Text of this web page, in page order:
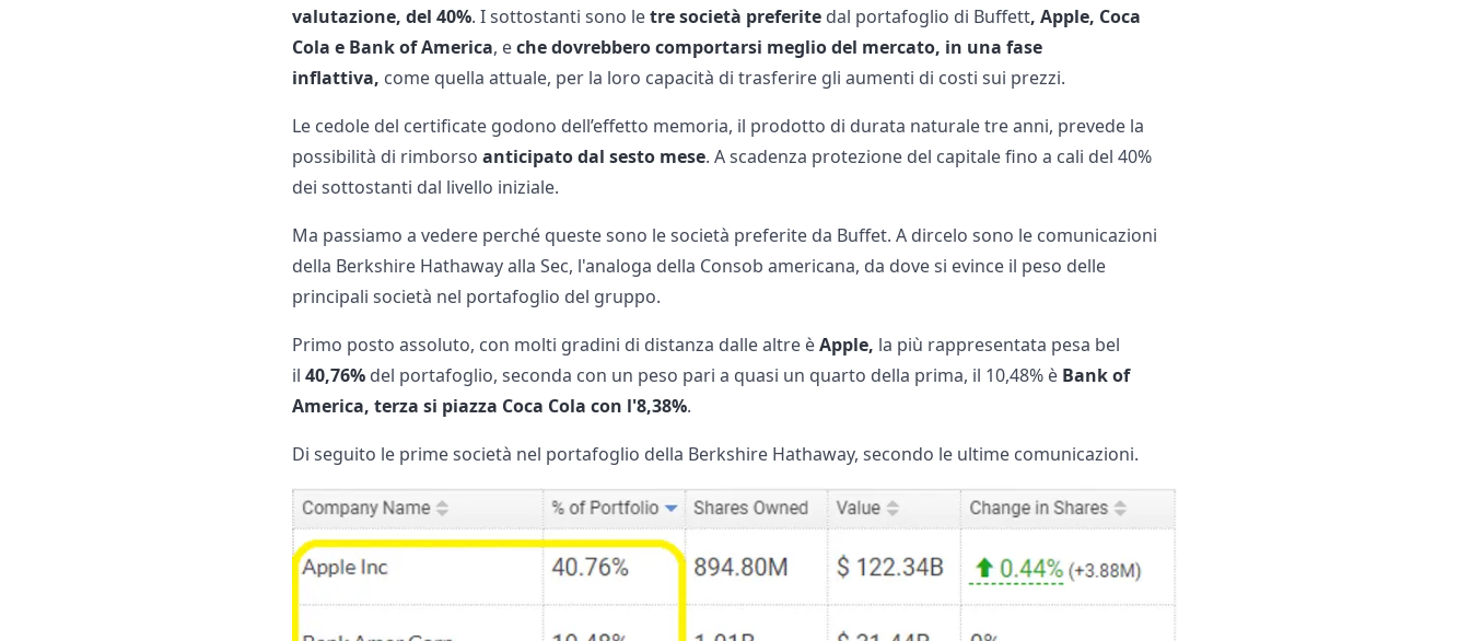
valutazione, del 40%. I sottostanti sono letre società preferite dal portafoglio di Buffett, Apple, Coca
Cola e Bank of America, eche dovrebbero comportarsi meglio del mercato, in una fase
inflattiva, come quella attuale, per la loro capacità di trasferire gli aumenti di costi sui prezzi.
Le cedole del certificate godono dell’effetto memoria, il prodotto di durata naturale tre anni, prevede la
possibilità di rimborsoanticipato dal sesto mese. A scadenza protezione del capitale fino a cali del 40%
dei sottostanti dal livello iniziale.
Ma passiamo a vedere perché queste sono le società preferite da Buffet. A dircelo sono le comunicazioni
della Berkshire Hathaway alla Sec, l'analoga della Consob americana, da dove si evince il peso delle
principali società nel portafoglio del gruppo.
Primo posto assoluto, con molti gradini di distanza dalle altre èApple, la più rappresentata pesa bel
il40,76% del portafoglio, seconda con un peso pari a quasi un quarto della prima, il 10,48% è Bank of
America, terza si piazza Coca Cola con l'8,38%.
Di seguito le prime società nel portafoglio della Berkshire Hathaway, secondo le ultime comunicazioni.